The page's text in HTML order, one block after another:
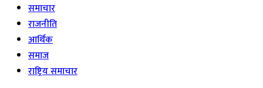
समाचार
राजनीति
आर्थिक
समाज
राष्ट्रिय समाचार